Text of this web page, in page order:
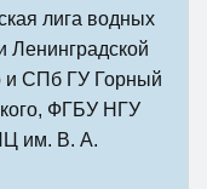
лига водных
Ленинградской
и СПб ГУ Горный
ФГБУ НГУ
им. В. А.